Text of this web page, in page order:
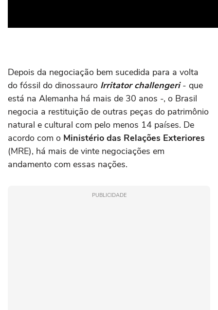
Depois da negociação bem sucedida para a volta
do fóssil do dinossauro Irritator challengeri- que
está na Alemanha há mais de 30 anos -, o Brasil
negocia a restituição de outras peças do patrimônio
natural e cultural com pelo menos 14 países. De
acordo com o Ministério das Relações Exteriores
(MRE), há mais de vinte negociações em
andamento com essas nações.
PUBLICIDADE